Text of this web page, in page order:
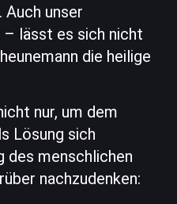
unser
– lässt es sich nicht
die heilige
nur, um dem
Lösung sich
des menschlichen
nachzudenken: